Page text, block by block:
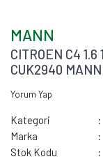
MANN
CITROEN C4
CUK2940 MANN
Yorum Yap
Kategori
Marka
Stok Kodu